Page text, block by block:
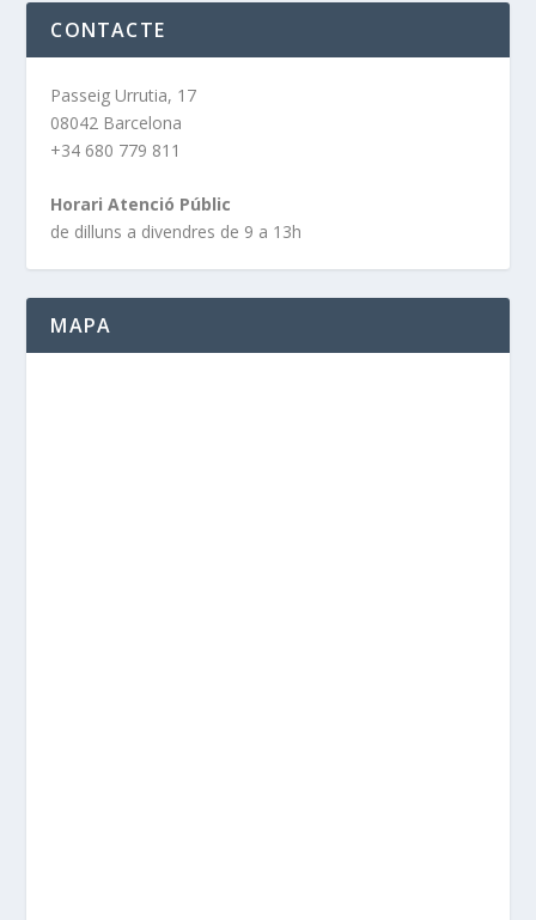
CONTACTE
Passeig Urrutia, 17
08042 Barcelona
+34 680 779 811
Horari Atenció Públic
de dilluns a divendres de 9 a 13h
MAPA